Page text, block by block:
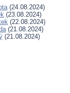
(24.08.2024)
(23.08.2024)
(22.08.2024)
(21.08.2024)
(21.08.2024)